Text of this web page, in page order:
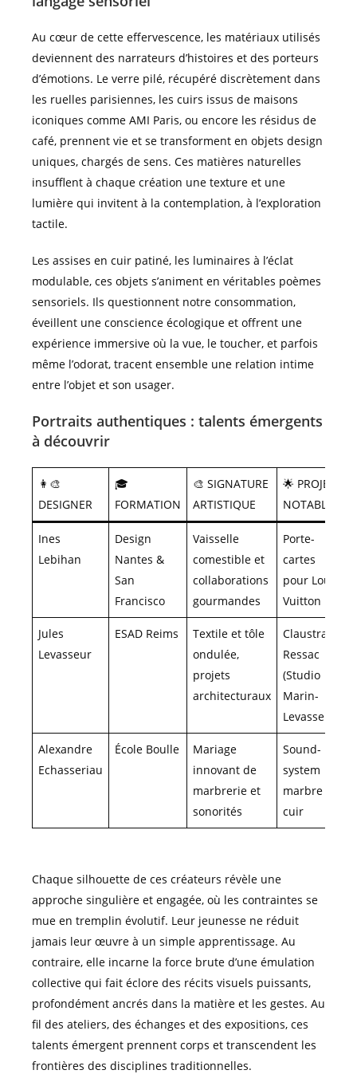
Au cœur de cette effervescence, les matériaux utilisés
deviennent des narrateurs d’histoires et des porteurs
d’émotions. Le verre pilé, récupéré discrètement dans
les ruelles parisiennes, les cuirs issus de maisons
iconiques comme AMI Paris, ou encore les résidus de
café, prennent vie et se transforment en objets design
uniques, chargés de sens. Ces matières naturelles
insufflent à chaque création une texture et une
lumière qui invitent à la contemplation, à l’exploration
tactile.
Les assises en cuir patiné, les luminaires à l’éclat
modulable, ces objets s’animent en véritables poèmes
sensoriels. Ils questionnent notre consommation,
éveillent une conscience écologique et offrent une
expérience immersive où la vue, le toucher, et parfois
même l’odorat, tracent ensemble une relation intime
entre l’objet et son usager.
Portraits authentiques : talents émergents
à découvrir
👩‍🎨
DESIGNER
🎓
FORMATION
🎨 SIGNATURE
ARTISTIQUE
🌟 PROJET
NOTABLE
Ines
Lebihan
Design
Nantes &
San
Francisco
Vaisselle
comestible et
collaborations
gourmandes
Porte-
cartes
pour Louis
Vuitton
Jules
Levasseur
ESAD Reims
Textile et tôle
ondulée,
projets
architecturaux
Claustra
Ressac
(Studio
Marin-
Levasseur)
Alexandre
Echasseriau
École Boulle
Mariage
innovant de
marbrerie et
sonorités
Sound-
system
marbre et
cuir
Chaque silhouette de ces créateurs révèle une
approche singulière et engagée, où les contraintes se
mue en tremplin évolutif. Leur jeunesse ne réduit
jamais leur œuvre à un simple apprentissage. Au
contraire, elle incarne la force brute d’une émulation
collective qui fait éclore des récits visuels puissants,
profondément ancrés dans la matière et les gestes. Au
fil des ateliers, des échanges et des expositions, ces
talents émergent prennent corps et transcendent les
frontières des disciplines traditionnelles.